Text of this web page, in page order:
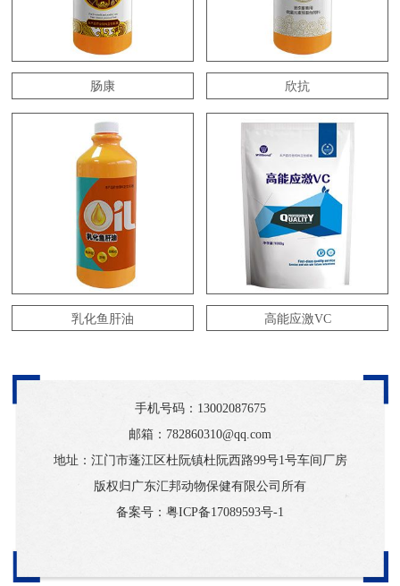
肠康 欣抗
乳化鱼肝油 高能应激VC
手机号码： 13002087675
邮箱：782860310@qq.com
地址：江门市蓬江区杜阮镇杜阮西路99号1号车间厂房
版权归广东汇邦动物保健有限公司所有
备案号： 粤ICP备17089593号-1